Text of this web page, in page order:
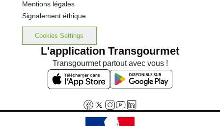
Mentions légales
Signalement éthique
Cookies Settings
L'application Transgourmet
Transgourmet partout avec vous !